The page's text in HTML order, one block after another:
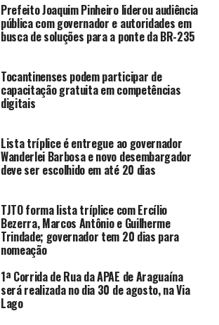
Prefeito Joaquim Pinheiro liderou audiência
pública com governador e autoridades em
busca de soluções para a ponte da BR-235
Tocantinenses podem participar de
capacitação gratuita em competências
digitais
Lista tríplice é entregue ao governador
Wanderlei Barbosa e novo desembargador
deve ser escolhido em até 20 dias
TJTO forma lista tríplice com Ercílio
Bezerra, Marcos Antônio e Guilherme
Trindade; governador tem 20 dias para
nomeação
1ª Corrida de Rua da APAE de Araguaína
será realizada no dia 30 de agosto, na Via
Lago